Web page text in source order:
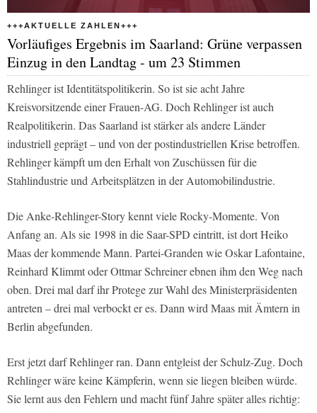
+++AKTUELLE ZAHLEN+++
Vorläufiges Ergebnis im Saarland: Grüne verpassen
Einzug in den Landtag - um 23 Stimmen
Rehlinger ist Identitätspolitikerin. So ist sie acht Jahre
Kreisvorsitzende einer Frauen-AG. Doch Rehlinger ist auch
Realpolitikerin. Das Saarland ist stärker als andere Länder
industriell geprägt – und von der postindustriellen Krise betroffen.
Rehlinger kämpft um den Erhalt von Zuschüssen für die
Stahlindustrie und Arbeitsplätzen in der Automobilindustrie.
Die Anke-Rehlinger-Story kennt viele Rocky-Momente. Von
Anfang an. Als sie 1998 in die Saar-SPD eintritt, ist dort Heiko
Maas der kommende Mann. Partei-Granden wie Oskar Lafontaine,
Reinhard Klimmt oder Ottmar Schreiner ebnen ihm den Weg nach
oben. Drei mal darf ihr Protege zur Wahl des Ministerpräsidenten
antreten – drei mal verbockt er es. Dann wird Maas mit Ämtern in
Berlin abgefunden.
Erst jetzt darf Rehlinger ran. Dann entgleist der Schulz-Zug. Doch
Rehlinger wäre keine Kämpferin, wenn sie liegen bleiben würde.
Sie lernt aus den Fehlern und macht fünf Jahre später alles richtig: